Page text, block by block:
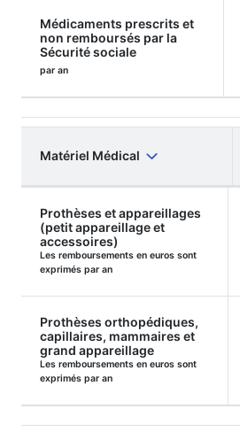
Médicaments prescrits et
non remboursés par la
Sécurité sociale
par an
Matériel Médical
Prothèses et appareillages
(petit appareillage et
accessoires)
Les remboursements en euros sont
exprimés par an
Prothèses orthopédiques,
capillaires, mammaires et
grand appareillage
Les remboursements en euros sont
exprimés par an